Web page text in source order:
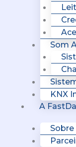
Som
KNX
A
Sobre